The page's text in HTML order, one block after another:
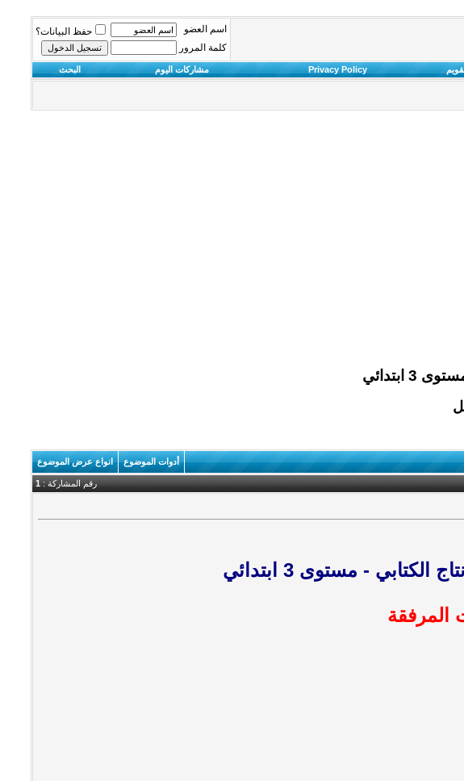
اسم العضو
حفظ البيانات؟
كلمة المرور
Privacy Policy مشاركات اليوم البحث
ابتدائي
أدوات الموضوع انواع عرض الموضوع
رقم المشاركة :1
الكتابي - مستوى 3 ابتدائي
المرفقة